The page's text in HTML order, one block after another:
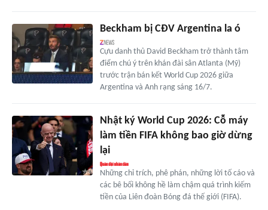
Beckham bị CĐV Argentina la ó
Cựu danh thủ David Beckham trở thành tâm
điểm chú ý trên khán đài sân Atlanta (Mỹ)
trước trận bán kết World Cup 2026 giữa
Argentina và Anh rạng sáng 16/7.
Nhật ký World Cup 2026: Cỗ máy
làm tiền FIFA không bao giờ dừng
lại
Những chỉ trích, phê phán, những lời tố cáo và
các bê bối không hề làm chậm quá trình kiếm
tiền của Liên đoàn Bóng đá thế giới (FIFA).